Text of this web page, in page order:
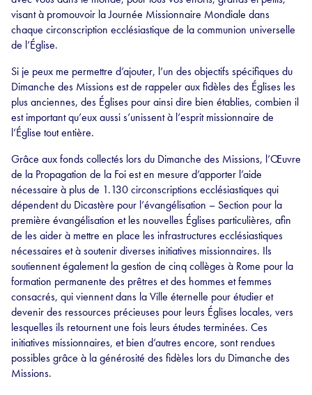
visant à promouvoir la Journée Missionnaire Mondiale dans
chaque circonscription ecclésiastique de la communion universelle
de l’Église.
Si je peux me permettre d’ajouter, l’un des objectifs spécifiques du
Dimanche des Missions est de rappeler aux fidèles des Églises les
plus anciennes, des Églises pour ainsi dire bien établies, combien il
est important qu’eux aussi s’unissent à l’esprit missionnaire de
l’Église tout entière.
Grâce aux fonds collectés lors du Dimanche des Missions, l’Œuvre
de la Propagation de la Foi est en mesure d’apporter l’aide
nécessaire à plus de 1.130 circonscriptions ecclésiastiques qui
dépendent du Dicastère pour l’évangélisation – Section pour la
première évangélisation et les nouvelles Églises particulières, afin
de les aider à mettre en place les infrastructures ecclésiastiques
nécessaires et à soutenir diverses initiatives missionnaires. Ils
soutiennent également la gestion de cinq collèges à Rome pour la
formation permanente des prêtres et des hommes et femmes
consacrés, qui viennent dans la Ville éternelle pour étudier et
devenir des ressources précieuses pour leurs Églises locales, vers
lesquelles ils retournent une fois leurs études terminées. Ces
initiatives missionnaires, et bien d’autres encore, sont rendues
possibles grâce à la générosité des fidèles lors du Dimanche des
Missions.